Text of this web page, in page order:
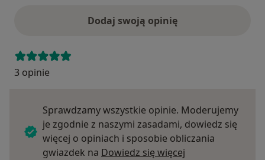
Dodaj swoją opinię
3 opinie
Sprawdzamy wszystkie opinie. Moderujemy
je zgodnie z naszymi zasadami, dowiedz się
więcej o opiniach i sposobie obliczania
gwiazdek na Dowiedz się więcej